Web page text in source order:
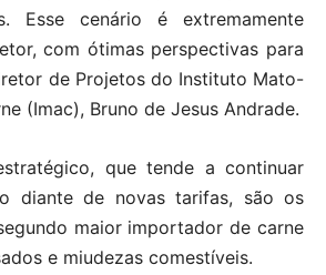
Esse cenário é extremamente
com ótimas perspectivas para
de Projetos do Instituto Mato-
(Imac), Bruno de Jesus Andrade.
que tende a continuar
diante de novas tarifas, são os
maior importador de carne
e miudezas comestíveis.